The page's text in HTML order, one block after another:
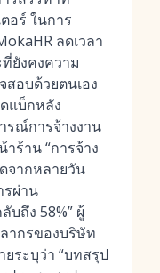
อร์ ในการ
ลดเวลา
ยังคงความ
สอบด้วยตนเอง
แบ็กหลัง
รณ์การจ้างงาน
ร้าน “การจ้าง
จากหลายวัน
รผ่าน
บถึง 58%” ผู้
ากรของบริษัท
ระบุว่า “บทสรุป